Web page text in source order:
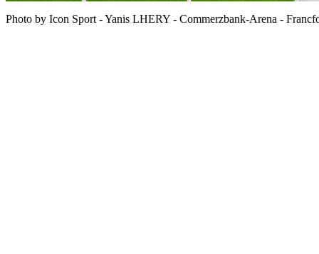
Photo by Icon Sport - Yanis LHERY - Commerzbank-Arena -